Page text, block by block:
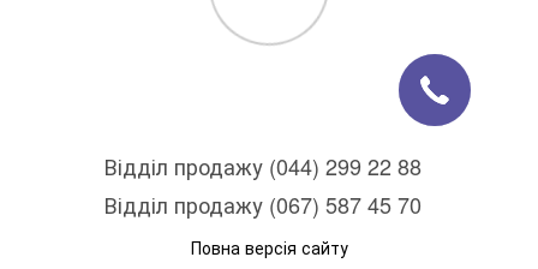
Відділ продажу (044) 299 22 88
Відділ продажу (067) 587 45 70
Повна версія сайту